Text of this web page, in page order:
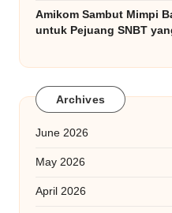
Amikom Sambut Mimpi
untuk Pejuang SNBT
Archives
June 2026
May 2026
April 2026